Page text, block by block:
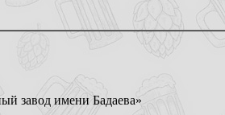
завод имени Бадаева»